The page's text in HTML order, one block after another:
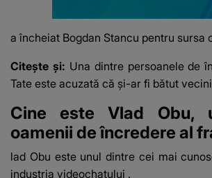
a încheiat Bogdan Stancu pentru sursa
Citește și: Una dintre persoanele de
Tate este acuzată că și-ar fi bătut
Cine este Vlad Obu,
oamenii de încredere al
lad Obu este unul dintre cei mai
industria videochatului .